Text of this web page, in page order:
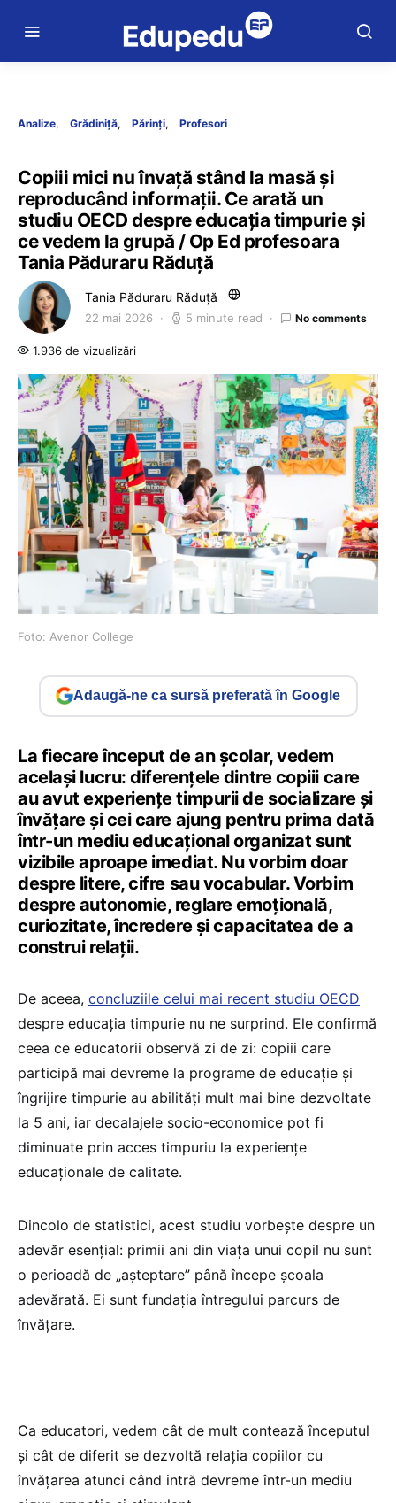
Analize Grădiniță Părinți Profesori
Copiii mici nu învață stând la masă și
reproducând informații. Ce arată un
studiu OECD despre educația timpurie și
ce vedem la grupă / Op Ed profesoara
Tania Păduraru Răduță
Tania Păduraru Răduță
22 mai 2026 5 minute read No comments
1.936 de vizualizări
Foto: Avenor College
Adaugă-ne ca sursă preferată în Google
La fiecare început de an școlar, vedem
același lucru: diferențele dintre copiii care
au avut experiențe timpurii de socializare și
învățare și cei care ajung pentru prima dată
într-un mediu educațional organizat sunt
vizibile aproape imediat. Nu vorbim doar
despre litere, cifre sau vocabular. Vorbim
despre autonomie, reglare emoțională,
curiozitate, încredere și capacitatea de a
construi relații.
De aceea, concluziile celui mai recent studiu OECD
despre educația timpurie nu ne surprind. Ele confirmă
ceea ce educatorii observă zi de zi: copiii care
participă mai devreme la programe de educație și
îngrijire timpurie au abilități mult mai bine dezvoltate
la 5 ani, iar decalajele socio-economice pot fi
diminuate prin acces timpuriu la experiențe
educaționale de calitate.
Dincolo de statistici, acest studiu vorbește despre un
adevăr esențial: primii ani din viața unui copil nu sunt
o perioadă de „așteptare” până începe școala
adevărată. Ei sunt fundația întregului parcurs de
învățare.
Ca educatori, vedem cât de mult contează începutul
și cât de diferit se dezvoltă relația copiilor cu
învățarea atunci când intră devreme într-un mediu